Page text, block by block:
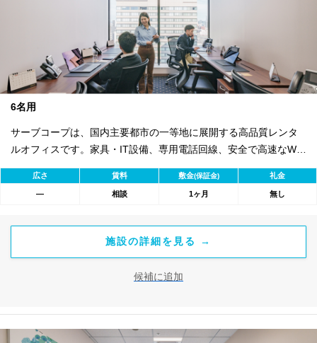
6名用
サーブコープは、国内主要都市の一等地に展開する高品質レンタ
ルオフィスです。家具・IT設備、専用電話回線、安全で高速なWi-
Fiを完備。バイリンガル秘書・受付サービス付きで即日ビジネス開
始が可能。初期費用を抑え、会議室やコワーキングスペースも利
用可能。最短1ヶ月から契約でき、柔軟な働き方に対応します。
広さ 賃料 敷金(保証金) 礼金
― 相談 1ヶ月 無し
施設の詳細を見る →
候補に追加